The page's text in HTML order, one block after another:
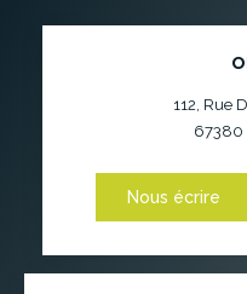
112, Rue
67380
Nous écrire